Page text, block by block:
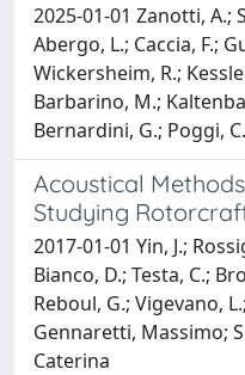
2025-01-01 Zanotti, A.;
Abergo, L.; Caccia, F.;
Wickersheim, R.;
Barbarino, M.;
Bernardini, G.; Poggi, C.
Acoustical
Studying
2017-01-01 Yin, J.;
Bianco, D.; Testa, C.;
Reboul, G.; Vigevano,
Gennaretti, Massimo;
Caterina